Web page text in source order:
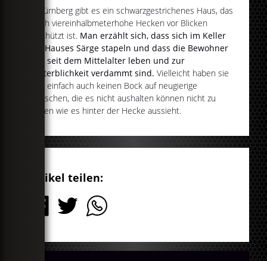
In Nürnberg gibt es ein schwarzgestrichenes Haus, das
durch viereinhalbmeterhohe Hecken vor Blicken
geschützt ist. Man erzählt sich, dass sich im Keller
des Hauses Särge stapeln und dass die Bewohner
dort seit dem Mittelalter leben und zur
Unsterblichkeit verdammt sind. Vielleicht haben sie
aber einfach auch keinen Bock auf neugierige
Menschen, die es nicht aushalten können nicht zu
wissen wie es hinter der Hecke aussieht.
Artikel teilen: